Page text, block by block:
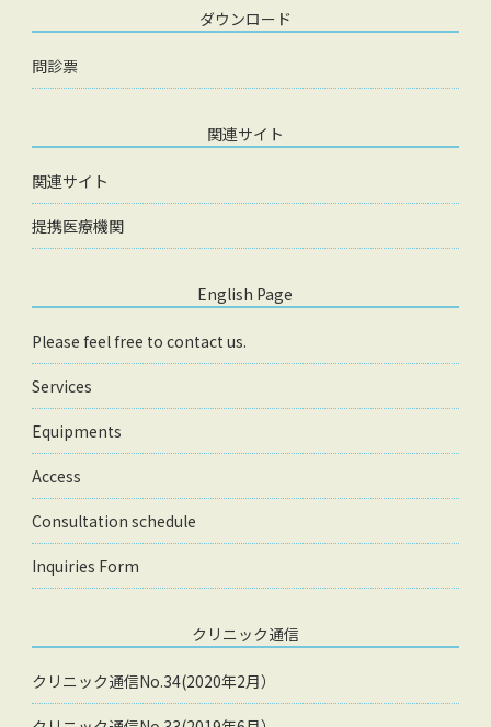
ダウンロード
問診票
関連サイト
関連サイト
提携医療機関
English Page
Please feel free to contact us.
Services
Equipments
Access
Consultation schedule
Inquiries Form
クリニック通信
クリニック通信No.34(2020年2月）